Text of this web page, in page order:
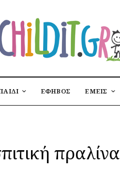
ΕΦΗΒΟΣ ΕΜΕΙΣ
πραλίνα